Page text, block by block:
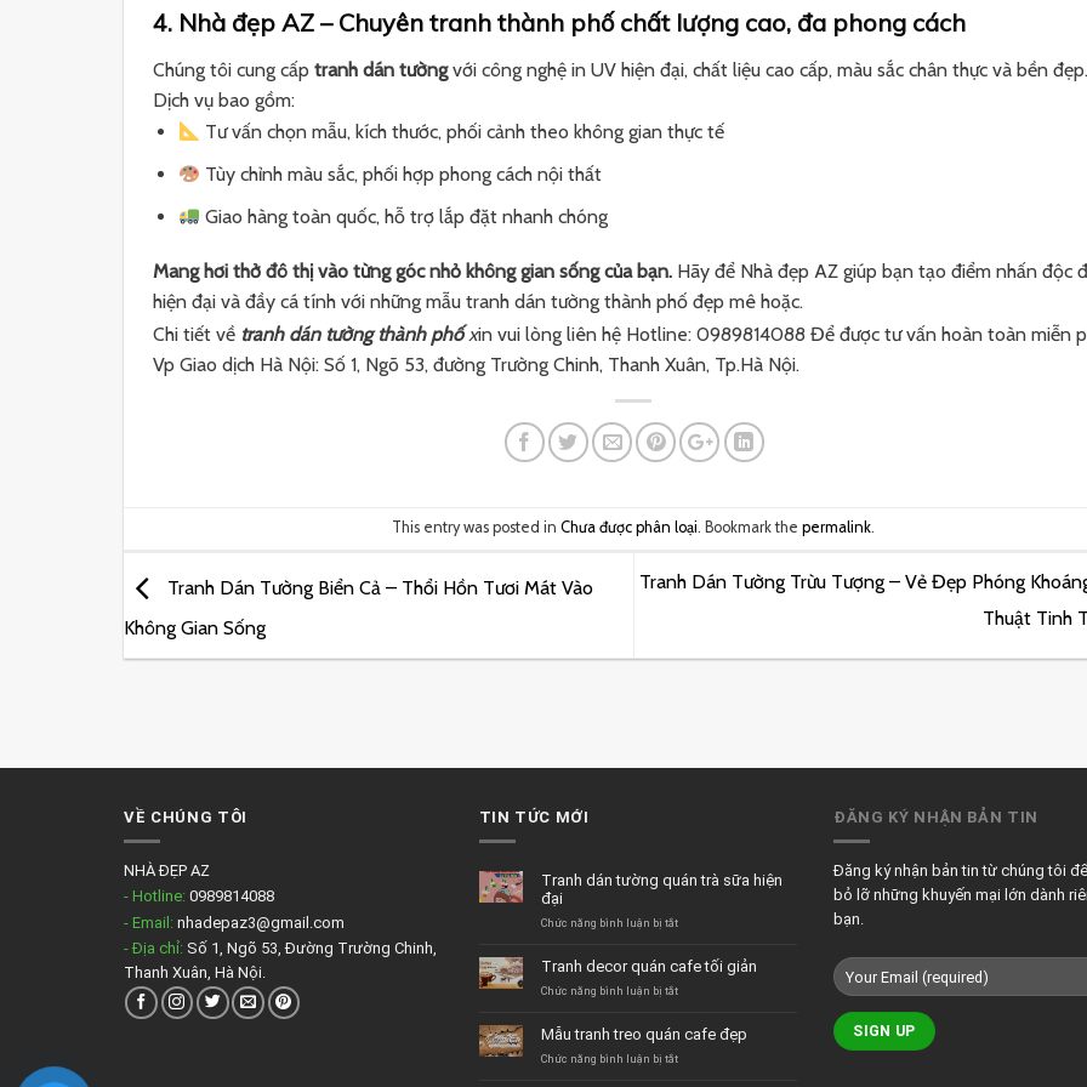
4. Nhà đẹp AZ – Chuyên tranh thành phố chất lượng cao, đa phong cách
Chúng tôi cung cấp tranh dán tườngvới công nghệ in UV hiện đại, chất liệu cao cấp, màu sắc chân thực và bền đẹp.
Dịch vụ bao gồm:
Tư vấn chọn mẫu, kích thước, phối cảnh theo không gian thực tế
Tùy chỉnh màu sắc, phối hợp phong cách nội thất
Giao hàng toàn quốc, hỗ trợ lắp đặt nhanh chóng
Mang hơi thở đô thị vào từng góc nhỏ không gian sống của bạn. Hãy để Nhà đẹp AZ giúp bạn tạo điểm nhấn độc
hiện đại và đầy cá tính với những mẫu tranh dán tường thành phố đẹp mê hoặc.
Chi tiết về tranh dán tường thành phốxin vui lòng liên hệ Hotline: 0989814088 Để được tư vấn hoàn toàn miễn
Vp Giao dịch Hà Nội: Số 1, Ngõ 53, đường Trường Chinh, Thanh Xuân, Tp.Hà Nội.
This entry was posted in Chưa được phân loại. Bookmark the permalink.
Tranh Dán Tường Biển Cả – Thổi Hồn Tươi Mát Vào
Không Gian Sống
Tranh Dán Tường Trừu Tượng – Vẻ Đẹp Phóng
Thuật Tinh
VỀ CHÚNG TÔI
NHÀ ĐẸP AZ
- Hotline: 0989814088
- Email: nhadepaz3@gmail.com
- Địa chỉ: Số 1, Ngõ 53, Đường Trường Chinh,
Thanh Xuân, Hà Nội.
TIN TỨC MỚI
Tranh dán tường quán trà sữa hiện
đại
Chức năng bình luận bị tắtở
tường
quán
hiện
đại
Tranh decor quán cafe tối giản
Chức năng bình luận bị tắtở
quán
cafe
Mẫu tranh treo quán cafe đẹp
Chức năng bình luận bị tắtở
ĐĂNG KÝ NHẬN BẢN TIN
Đăng ký nhận bản tin từ chúng tôi
bỏ lỡ những khuyến mại lớn dành
bạn.